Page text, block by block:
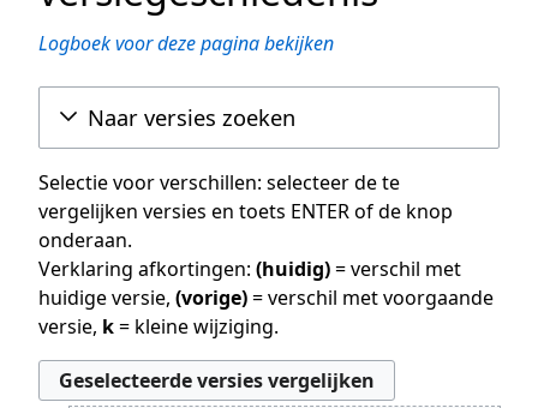
Logboek voor deze pagina bekijken
Naar versies zoeken
Selectie voor verschillen: selecteer de te
vergelijken versies en toets ENTER of de knop
onderaan.
Verklaring afkortingen: (huidig)= verschil met
huidige versie, (vorige)= verschil met voorgaande
versie, k= kleine wijziging.